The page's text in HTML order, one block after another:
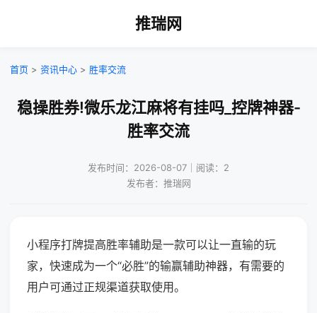
推瑞网
首页 > 资讯中心 > 胜率交流
稳操胜券!微乐龙江麻将有挂吗_控牌神器-
胜率交流
发布时间：2026-08-07｜阅读：2
发布者：推瑞网
小程序打牌提高胜率辅助是一款可以让一直输的玩
家，快速成为一个“必胜”的输赢辅助神器，有需要的
用户可通过正规渠道获取使用。